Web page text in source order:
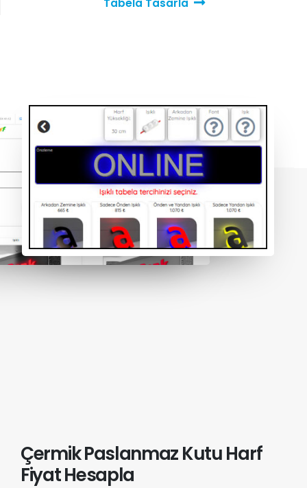
Çermik Paslanmaz Kutu Harf
Fiyat Hesapla